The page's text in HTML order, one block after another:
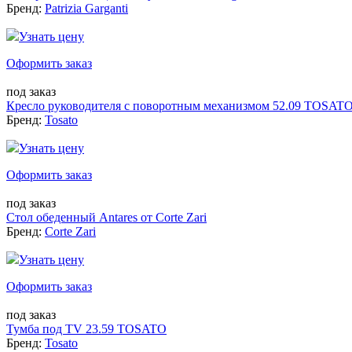
Бренд: Patrizia Garganti
Узнать цену
Оформить заказ
под заказ
Кресло руководителя с поворотным механизмом 52.09
Бренд: Tosato
Узнать цену
Оформить заказ
под заказ
Стол обеденный Antares от Corte Zari
Бренд: Corte Zari
Узнать цену
Оформить заказ
под заказ
Тумба под TV 23.59 TOSATO
Бренд: Tosato